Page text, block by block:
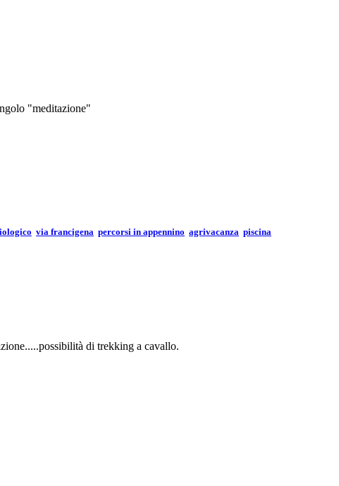
"meditazione"
via francigena percorsi in appennino agrivacanza piscina
di trekking a cavallo.